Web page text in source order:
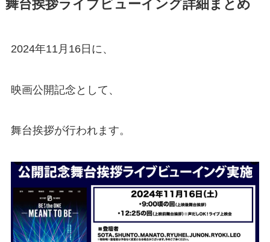
舞台挨拶ライブビューイング詳細まとめ
2024年11月16日に、
映画公開記念として、
舞台挨拶が行われます。